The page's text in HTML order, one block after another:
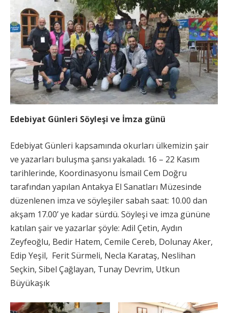
Edebiyat Günleri Söyleşi ve İmza günü
Edebiyat Günleri kapsamında okurları ülkemizin şair
ve yazarları buluşma şansı yakaladı. 16 – 22 Kasım
tarihlerinde, Koordinasyonu İsmail Cem Doğru
tarafından yapılan Antakya El Sanatları Müzesinde
düzenlenen imza ve söyleşiler sabah saat: 10.00 dan
akşam 17.00’ ye kadar sürdü. Söyleşi ve imza gününe
katılan şair ve yazarlar şöyle: Adil Çetin, Aydın
Zeyfeoğlu, Bedir Hatem, Cemile Cereb, Dolunay Aker,
Edip Yeşil, Ferit Sürmeli, Necla Karataş, Neslihan
Seçkin, Sibel Çağlayan, Tunay Devrim, Utkun
Büyükaşık